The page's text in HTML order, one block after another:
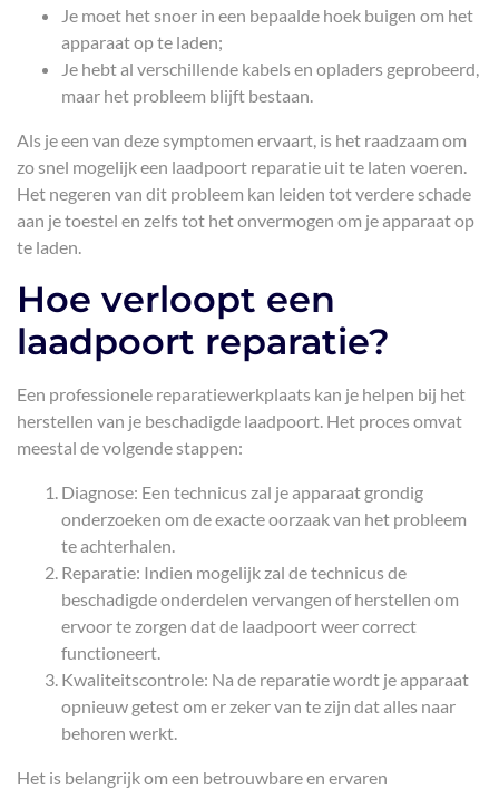
Je moet het snoer in een bepaalde hoek buigen om het
apparaat op te laden;
Je hebt al verschillende kabels en opladers geprobeerd,
maar het probleem blijft bestaan.
Als je een van deze symptomen ervaart, is het raadzaam om
zo snel mogelijk een laadpoort reparatie uit te laten voeren.
Het negeren van dit probleem kan leiden tot verdere schade
aan je toestel en zelfs tot het onvermogen om je apparaat op
te laden.
Hoe verloopt een
laadpoort reparatie?
Een professionele reparatiewerkplaats kan je helpen bij het
herstellen van je beschadigde laadpoort. Het proces omvat
meestal de volgende stappen:
Diagnose: Een technicus zal je apparaat grondig
onderzoeken om de exacte oorzaak van het probleem
te achterhalen.
Reparatie: Indien mogelijk zal de technicus de
beschadigde onderdelen vervangen of herstellen om
ervoor te zorgen dat de laadpoort weer correct
functioneert.
Kwaliteitscontrole: Na de reparatie wordt je apparaat
opnieuw getest om er zeker van te zijn dat alles naar
behoren werkt.
Het is belangrijk om een betrouwbare en ervaren